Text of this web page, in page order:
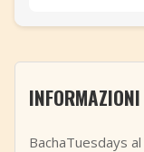
Negozio
BachaTuesdays